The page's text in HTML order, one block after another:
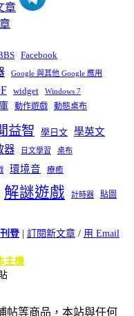
Facebook
Google 與其他 Google 應用
widget Windows 7
動作遊戲 動態桌布
益智 學日文 學英文
器 日文學習 桌布
環境音 療癒
解謎遊戲 計時器
貼圖
登| 訂閱新文章 / 用 Email
主機
帖等商品，本站與任何